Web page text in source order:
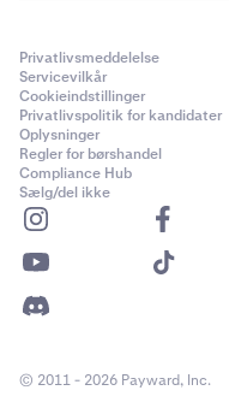
Privatlivsmeddelelse
Servicevilkår
Cookieindstillinger
Privatlivspolitik for kandidater
Oplysninger
Regler for børshandel
Compliance Hub
Sælg/del ikke
© 2011 - 2026 Payward, Inc.